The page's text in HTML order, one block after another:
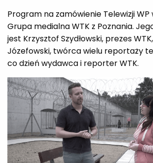
Program na zamówienie Telewizji WP
Grupa medialna WTK z Poznania.
jest Krzysztof Szydłowski, prezes
Józefowski, twórca wielu reportaży
co dzień wydawca i reporter WTK.